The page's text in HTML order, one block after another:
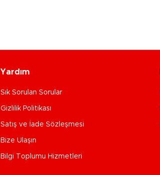
Yardım
Sık Sorulan Sorular
Gizlilik Politikası
Satış ve İade Sözleşmesi
Bize Ulaşın
Bilgi Toplumu Hizmetleri